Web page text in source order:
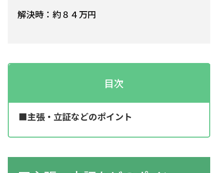
解決時：約８４万円
目次
■主張・立証などのポイント